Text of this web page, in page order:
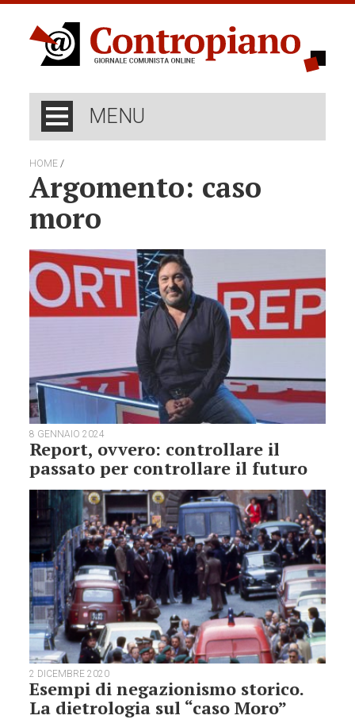
MENU
HOME /
Argomento: caso
moro
8 GENNAIO 2024
Report, ovvero: controllare il
passato per controllare il futuro
2 DICEMBRE 2020
Esempi di negazionismo storico.
La dietrologia sul “caso Moro”